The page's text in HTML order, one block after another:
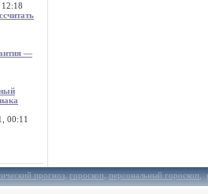
12:18
—
00:11
прогноз,гороскоп,персональный гороскоп,